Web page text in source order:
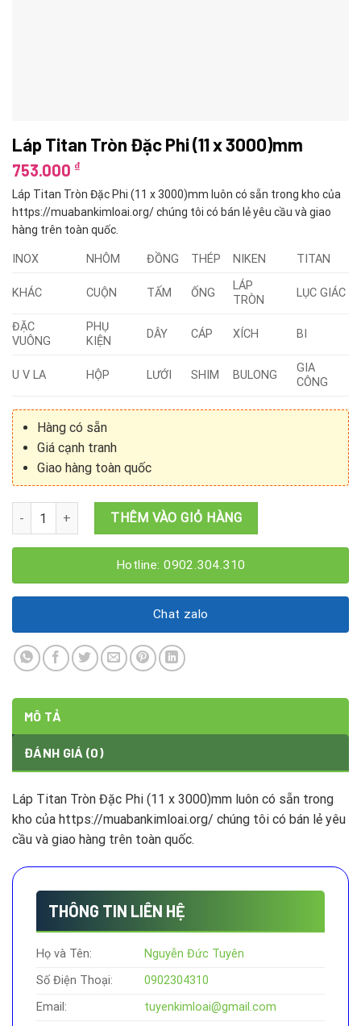
Láp Titan Tròn Đặc Phi (11 x 3000)mm
753.000 ₫
Láp Titan Tròn Đặc Phi (11 x 3000)mm luôn có sẵn trong kho của
https://muabankimloai.org/ chúng tôi có bán lẻ yêu cầu và giao
hàng trên toàn quốc.
INOX NHÔM ĐỒNG THÉP NIKEN TITAN
KHÁC CUỘN TẤM ỐNG
LÁP
TRÒN
LỤC GIÁC
ĐẶC
VUÔNG
PHỤ
KIỆN
DÂY CÁP XÍCH BI
U V LA HỘP LƯỚI SHIM BULONG
GIA
CÔNG
Hàng có sẵn
Giá cạnh tranh
Giao hàng toàn quốc
Láp Titan Tròn Đặc Phi (11 x 3000)mm số lượng
THÊM VÀO GIỎ HÀNG
Hotline: 0902.304.310
Chat zalo
MÔ TẢ
ĐÁNH GIÁ (0)
Láp Titan Tròn Đặc Phi (11 x 3000)mm luôn có sẵn trong
kho của https://muabankimloai.org/ chúng tôi có bán lẻ yêu
cầu và giao hàng trên toàn quốc.
THÔNG TIN LIÊN HỆ
Họ và Tên:
Nguyễn Đức Tuyên
Số Điện Thoại:
0902304310
Email:
tuyenkimloai@gmail.com